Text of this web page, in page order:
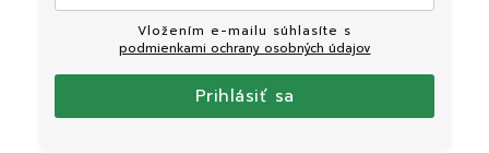
podmienkami ochrany osobných údajov
Prihlásiť sa